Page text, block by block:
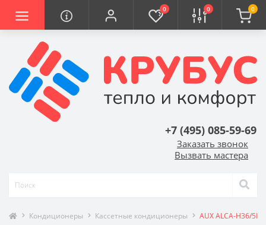
0 0 0
+7 (495) 085-59-69
Заказать звонок
Вызвать мастера
Кондиционеры Кассетные кондиционеры AUX ALCA-H36/